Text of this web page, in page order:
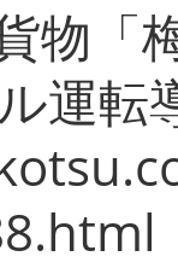
物「
運転